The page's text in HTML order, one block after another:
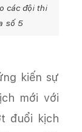
các đội thi
số 5
kiến sự
mới với
đuổi kịch